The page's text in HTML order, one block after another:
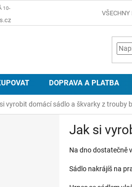
DOPRAVA A PLATBA
vyrobit domácí sádlo a škvarky z trouby
Jak si
Na dno dostatečně
Sádlo nakrájíš na